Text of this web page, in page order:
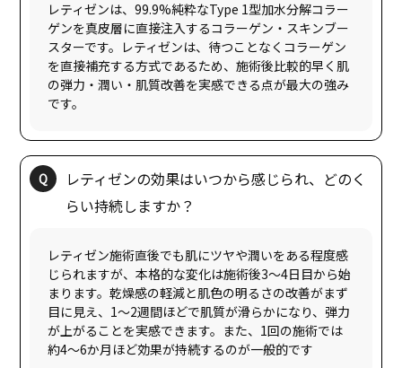
レティゼンは、99.9%純粋なType 1型加水分解コラー
ゲンを真皮層に直接注入するコラーゲン・スキンブー
スターです。レティゼンは、待つことなくコラーゲン
を直接補充する方式であるため、施術後比較的早く肌
の弾力・潤い・肌質改善を実感できる点が最大の強み
レティゼンの効果はいつから感じられ、どのく
レティゼン施術直後でも肌にツヤや潤いをある程度感
じられますが、本格的な変化は施術後3〜4日目から始
まります。乾燥感の軽減と肌色の明るさの改善がまず
目に見え、1〜2週間ほどで肌質が滑らかになり、弾力
が上がることを実感できます。また、1回の施術では